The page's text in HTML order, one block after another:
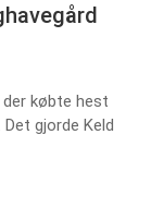
købte hest
gjorde Keld